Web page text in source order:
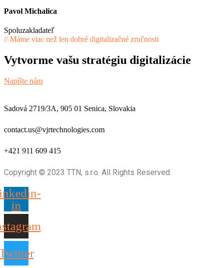
Pavol Michalica
Spoluzakladateľ
// Máme viac než len dobré digitalizačné zručnosti
Vytvorme vašu stratégiu digitalizácie
Napíšte nám
Sadová 2719/3A, 905 01 Senica, Slovakia
contact.us@vjrtechnologies.com
+421 911 609 415
Copyright © 2023 TTN, s.r.o. All Rights Reserved.
in